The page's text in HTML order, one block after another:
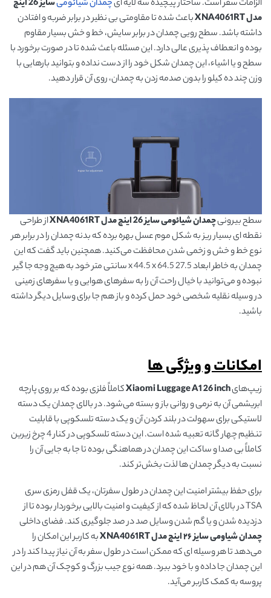
الزامات سفر است. ساختار پیچیده سه لایه ایچمدان شیائومی
سایز 26 اینچ
مدل XNA4061RT
باعث شده تا مقاومتی بی نظیر در برابر ضربه و افتادن
داشته باشد. سطح رویی چمدان در برابر سایش، خط و خش بسیار مقاوم
بوده و انعطاف پذیری عالی دارد. این مسئله باعث شده تا در صورت برخورد با
سطح و یا اشیاء، این چمدان شکل خود را از دست نداده و بتوانید بارهایی با
وزن چند ده کیلو را بدون صدمه زدن به چمدان، روی آن قرار دهید.
سطح بیرونیچمدان شیائومی سایز 26 اینچ مدل XNA4061RT
از طراحی
نقطه ای بسیار ریز به شکل موم عسل بهره برده که بدنه چمدان را در برابر هر
نوع خط و خش و زخمی شدن محافظت می‌کنید. همچنین باید گفت که این
چمدان به خاطر ابعاد 27.5 x 44.5 x 64.5 سانتی متر خود به هیچ وجه جا گیر
نبوده و می‌توانید با خیال راحت آن را به سفرهای هوایی و یا سفرهای زمینی
در وسیله نقلیه شخصی خود حمل کرده و باز هم جا برای وسایل دیگر داشته
باشید.
امکانات و ویژگی ها
زیپ‌هایXiaomi Luggage A1 26 inchکاملاً فلزی بوده که بر روی پارچه
ابریشمی آن به نرمی و روانی باز و بسته می‌شود. در بالای چمدان یک دسته
لاستیکی برای سهولت در بلند کردن آن و یک دسته تلسکوپی با قابلیت
تنظیم چهار گانه تعبیه شده است. این دسته تلسکوپی در کنار 4 چرخ زیرین
کاملاً بی صدا و ساکت این چمدان در هماهنگی بوده تا جا به جایی آن را
نسبت به دیگر چمدان ها لذت بخش‌تر کند.
برای حفظ بیشتر امنیت این چمدان در طول سفرتان، یک قفل رمزی سری
TSA در بالای آن لحاظ شده که از کیفیت و امنیت بالایی برخوردار بوده تا از
دزدیده شدن و یا گم شدن وسایل صد در صد جلوگیری کند. فضای داخلی
چمدان شیاومی سایز ۲۶ اینچ مدل
XNA4061RTبه کاربر این امکان را
می‌دهد تا هر وسیله ای که ممکن است در طول سفر به آن نیاز پیدا کند را در
این چمدان جا داده و با خود ببرد. همه نوع جیب بزرگ و کوچک آن هم در این
پروسه به کمک کاربر می‌آید.